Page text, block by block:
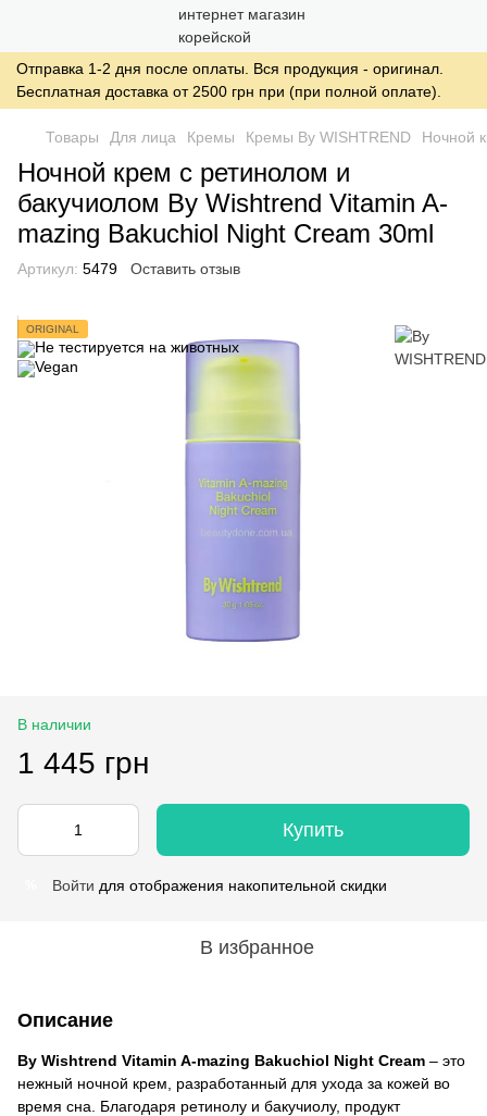
Отправка 1-2 дня после оплаты. Вся продукция - оригинал.
Бесплатная доставка от 2500 грн при (при полной оплате).
Товары Для лица Кремы Кремы By WISHTREND Ночной
Ночной крем с ретинолом и
бакучиолом By Wishtrend Vitamin A-
mazing Bakuchiol Night Cream 30ml
Артикул: 5479 Оставить отзыв
ORIGINAL
В наличии
1 445 грн
Купить
Войти для отображения накопительной скидки
В избранное
Описание
By Wishtrend Vitamin A-mazing Bakuchiol Night Cream – это
нежный ночной крем, разработанный для ухода за кожей во
время сна. Благодаря ретинолу и бакучиолу, продукт